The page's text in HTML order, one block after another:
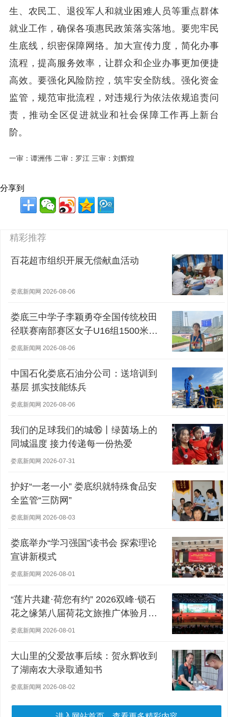
生、农民工、退役军人和就业困难人员等重点群体
就业工作，确保各项惠民政策落实落地。要兜牢民
生底线，织密保障网络。加大宣传力度，简化办事
流程，提高服务效率，让群众和企业办事更加便捷
高效。要强化风险防控，筑牢安全防线。强化资金
监管，规范审批流程，对违规行为依法依规追责问
责，推动全区促进就业和社会保障工作再上新台
阶。
一审：谭洲伟 二审：罗江 三审：刘辉煌
分享到
精彩推荐
百花超市组织开展无偿献血活动
娄底新闻网 2026-08-06
娄底三中学子李颖勇夺全国传统校田
径联赛南部赛区女子U16组1500米冠
军
娄底新闻网 2026-08-06
中国石化娄底石油分公司：送培训到
基层 抓实技能练兵
娄底新闻网 2026-08-06
我们的足球我们的城⑯丨绿茵场上的
同城温度 接力传递每一份热爱
娄底新闻网 2026-07-31
护好“一老一小” 娄底织就特殊食品安
全监管“三防网”
娄底新闻网 2026-08-03
娄底举办“学习强国”读书会 探索理论
宣讲新模式
娄底新闻网 2026-08-01
“莲片共建·荷您有约” 2026双峰·锁石
花之缘第八届荷花文旅推广体验月盛
大开幕
娄底新闻网 2026-08-01
大山里的父爱故事后续：贺永辉收到
了湖南农大录取通知书
娄底新闻网 2026-08-02